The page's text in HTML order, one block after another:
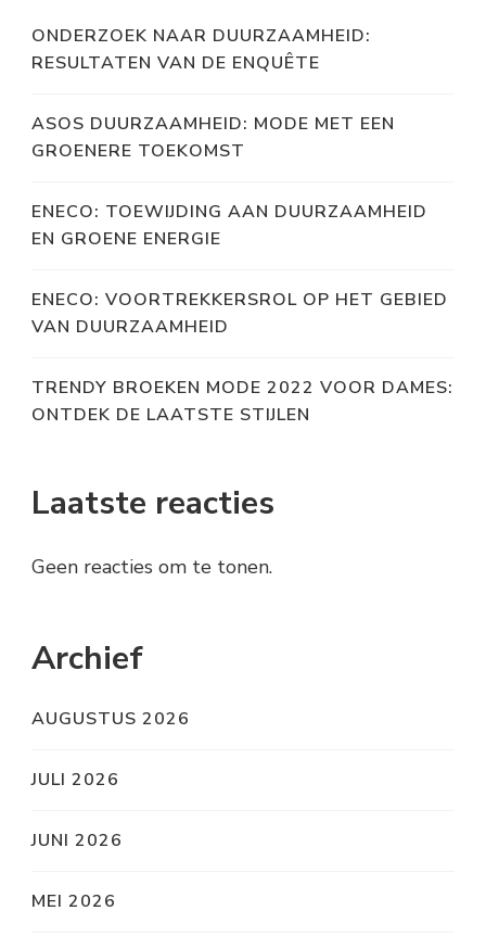
ONDERZOEK NAAR DUURZAAMHEID:
RESULTATEN VAN DE ENQUÊTE
ASOS DUURZAAMHEID: MODE MET EEN
GROENERE TOEKOMST
ENECO: TOEWIJDING AAN DUURZAAMHEID
EN GROENE ENERGIE
ENECO: VOORTREKKERSROL OP HET GEBIED
VAN DUURZAAMHEID
TRENDY BROEKEN MODE 2022 VOOR DAMES:
ONTDEK DE LAATSTE STIJLEN
Laatste reacties
Geen reacties om te tonen.
Archief
AUGUSTUS 2026
JULI 2026
JUNI 2026
MEI 2026